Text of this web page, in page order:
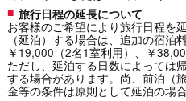
旅行日程の延長について
お客様のご希望により旅行日程を
（延泊）する場合は、追加の宿泊
￥19,000（2名1室利用）、￥
ただし、延泊する日数によっては
する場合があります。尚、前泊（
金等の条件は原則として延泊の場合